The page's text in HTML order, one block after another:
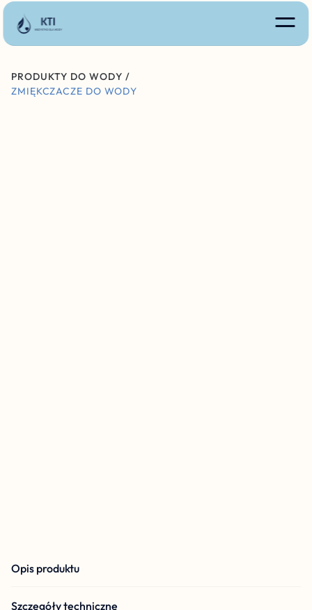
PRODUKTY DO WODY /
ZMIĘKCZACZE DO WODY
Opis produktu
Szczegóły techniczne